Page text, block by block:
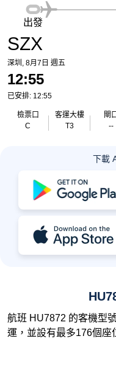
SZX
深圳, 8月7日 週五
12:55
已安排: 12:55
檢票口
C
客運大樓
T3
閘
--
出發
下載
航班 HU7872 的客機型
運，並設有最多176個座